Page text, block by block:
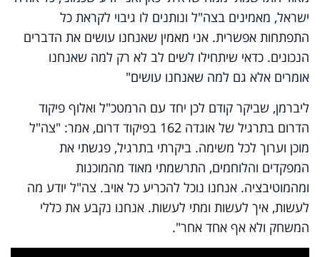
ישראל, מאמינים בצה"ל ונותנים לו גיבוי לקראת כל
התפתחות אפשרית. אני מאמין שאנחנו עושים את הדברים
הנכונים. כדאי שיתחילו לשים לב לא רק למה שאנחנו
אומרים אלא גם למה שאנחנו עושים"
ליברמן, שביקר קודם לכן יחד עם הרמטכ"ל ואלוף פיקוד
הדרום בתרגיל של אוגדה 162 בפיקוד דרום, אמר: "צה"ל
מוכן וערוך לכל משימה. ביקרתי בתרגיל, פגשתי את
המפקדים והלוחמים, התרשמתי מאוד מהמוכנות
ומהמוטיבציה. אנחנו נוכל להכריע כל אויב. צה"ל יודע מה
לעשות, איך לעשות ומתי לעשות. אנחנו נקבע את כללי
המשחק ולא אף אחד אחר".
This